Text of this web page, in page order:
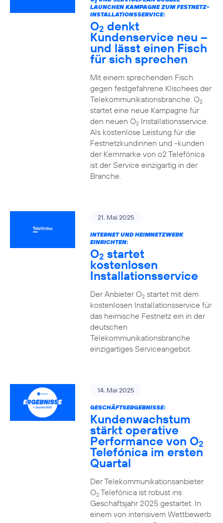
2
LAUNCHEN KAMPAGNE ZUM FESTNETZ-
INSTALLATIONSSERVICE:
O2 denkt
Kundenservice neu –
und lässt einen Fisch
für sich sprechen
Mit einem sprechenden Fisch
gegen festgefahrene Klischees der
Telekommunikationsbranche: O2
startet eine neue Kampagne für
den neuen O2Installationsservice.
Als kostenlose Leistung für die
Festnetzkundinnen und -kunden
der Kernmarke von o2 Telefónica
ist der Service einzigartig in der
Branche.
21. Mai 2025
INTERNET UND HEIMNETZWERK
EINRICHTEN:
O2 startet
kostenlosen
Installationsservice
Der Anbieter O2startet mit dem
kostenlosen Installationsservice für
das heimische Festnetz ein in der
deutschen
Telekommunikationsbranche
einzigartiges Serviceangebot.
14. Mai 2025
GESCHÄFTSERGEBNISSE:
Kundenwachstum
stärkt operative
Performance von O2
Telefónica im ersten
Quartal
Der Telekommunikationsanbieter
O2Telefónica ist robust ins
Geschäftsjahr 2025 gestartet. In
einem von intensivem Wettbewerb